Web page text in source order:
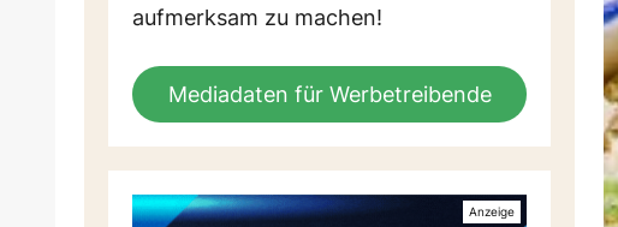
aufmerksam zu machen!
Mediadaten für Werbetreibende